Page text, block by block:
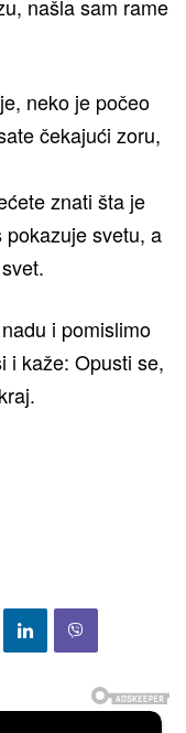
našla sam rame
neko je počeo
čekajući zoru,
znati šta je
svetu, a
i pomislimo
i kaže: Opusti se,